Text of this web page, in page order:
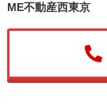
ME不動産西東京